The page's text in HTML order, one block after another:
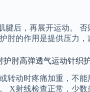
后，再展开运动。
的作用是提供压力
肘高弹透气运动针织
动时疼痛加重，不
X射线检查正常，少数